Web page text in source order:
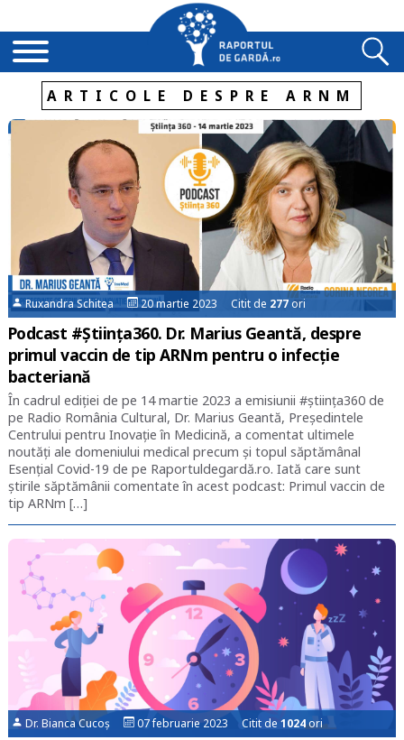
ARTICOLE DESPRE ARNM
Ruxandra Schitea 20 martie 2023 Citit de 277 ori
Podcast #Știința360. Dr. Marius Geantă, despre
primul vaccin de tip ARNm pentru o infecție
bacteriană
În cadrul ediției de pe 14 martie 2023 a emisiunii #știința360 de
pe Radio România Cultural, Dr. Marius Geantă, Președintele
Centrului pentru Inovație în Medicină, a comentat ultimele
noutăți ale domeniului medical precum și topul săptămânal
Esențial Covid-19 de pe Raportuldegardă.ro. Iată care sunt
știrile săptămânii comentate în acest podcast: Primul vaccin de
tip ARNm […]
Dr. Bianca Cucoș 07 februarie 2023 Citit de1024ori